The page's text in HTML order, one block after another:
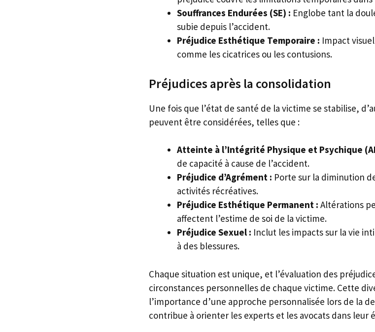
Souffrances Endurées (SE) : Englobe tant la
subie depuis l’accident.
Préjudice Esthétique Temporaire : Impact
comme les cicatrices ou les contusions.
Préjudices après la consolidation
Une fois que l’état de santé de la victime se stabilise,
peuvent être considérées, telles que :
Atteinte à l’Intégrité Physique et Psychique
de capacité à cause de l’accident.
Préjudice d’Agrément : Porte sur la diminution
activités récréatives.
Préjudice Esthétique Permanent : Altérations
affectent l’estime de soi de la victime.
Préjudice Sexuel : Inclut les impacts sur la vie
à des blessures.
Chaque situation est unique, et l’évaluation des
circonstances personnelles de chaque victime. Cette
l’importance d’une approche personnalisée lors de la
contribue à orienter les experts et les avocats dans leur